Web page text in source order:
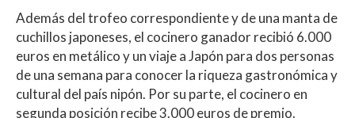
Además del trofeo correspondiente y de una manta de
cuchillos japoneses, el cocinero ganador recibió 6.000
euros en metálico y un viaje a Japón para dos personas
de una semana para conocer la riqueza gastronómica y
cultural del país nipón. Por su parte, el cocinero en
segunda posición recibe 3.000 euros de premio.